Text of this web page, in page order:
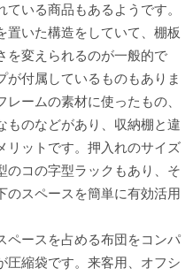
いる商品もあるようです。
置いた構造をしていて、棚板
を変えられるのが一般的で
が付属しているものもありま
ームの素材に使ったもの、
ものなどがあり、収納棚と違
リットです。押入れのサイズ
のコの字型ラックもあり、そ
のスペースを簡単に有効活用
ペースを占める布団をコンパ
圧縮袋です。来客用、オフシ